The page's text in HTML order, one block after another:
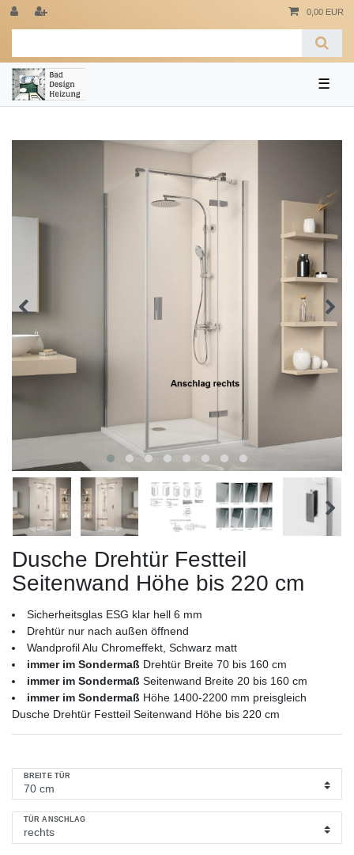
0,00 EUR
☰
Dusche Drehtür Festteil
Seitenwand Höhe bis 220 cm
Sicherheitsglas ESG klar hell 6 mm
Drehtür nur nach außen öffnend
Wandprofil Alu Chromeffekt, Schwarz matt
immer im Sondermaß Drehtür Breite 70 bis 160 cm
immer im Sondermaß Seitenwand Breite 20 bis 160 cm
immer im Sondermaß Höhe 1400-2200 mm preisgleich
Dusche Drehtür Festteil Seitenwand Höhe bis 220 cm
BREITE TÜR
TÜR ANSCHLAG